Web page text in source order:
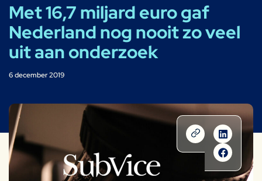
Met 16,7 miljard euro gaf
Nederland nog nooit zo veel
uit aan onderzoek
6 december 2019